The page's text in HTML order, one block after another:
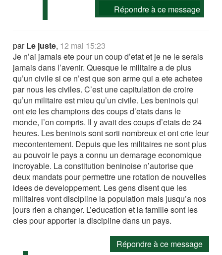
Répondre à ce message
parLe juste, 12 mai 15:23
Je n’ai jamais ete pour un coup d’etat et je ne le serais
jamais dans l’avenir. Quesque le militaire a de plus
qu’un civile si ce n’est que son arme qui a ete achetee
par nous les civiles. C’est une capitulation de croire
qu’un militaire est mieu qu’un civile. Les beninois qui
ont ete les champions des coups d’etats dans le
monde, l’on compris. Il y avait des coups d’etats de 24
heures. Les beninois sont sorti nombreux et ont crie leur
mecontentement. Depuis que les militaires ne sont plus
au pouvoir le pays a connu un demarage economique
incroyable. La constitution beninoise n’autorise que
deux mandats pour permettre une rotation de nouvelles
idees de developpement. Les gens disent que les
militaires vont discipline la population mais jusqu’a nos
jours rien a changer. L’education et la famille sont les
cles pour apporter la discipline dans un pays.
Répondre à ce message